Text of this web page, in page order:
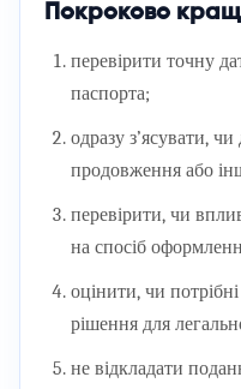
Покроково
перевірити точну
паспорта;
одразу з’ясувати,
продовження або
перевірити, чи
на спосіб
оцінити, чи
рішення для
не відкладати